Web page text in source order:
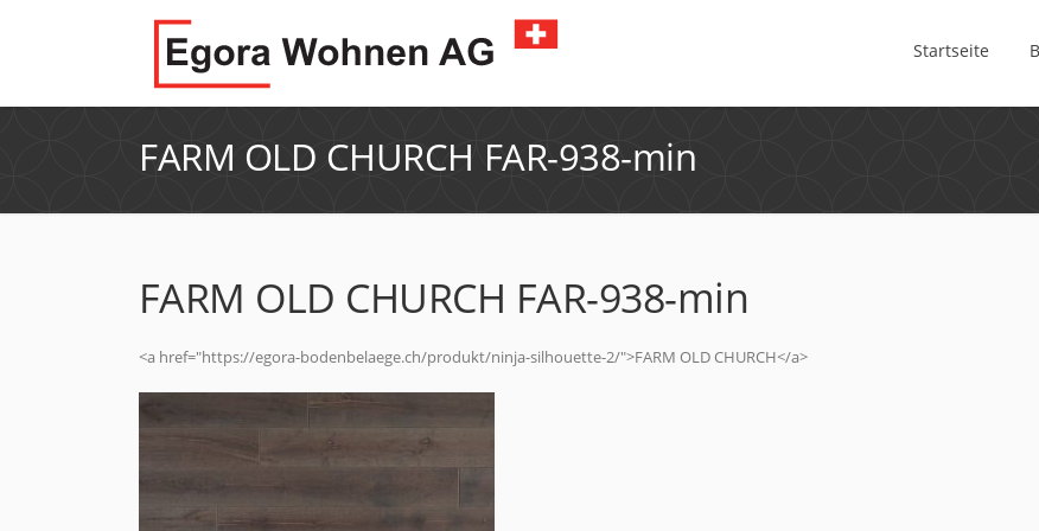
Startseite
FARM OLD CHURCH FAR-938-min
FARM OLD CHURCH FAR-938-min
<a href="https://egora-bodenbelaege.ch/produkt/ninja-silhouette-2/">FARM OLD CHURCH</a>